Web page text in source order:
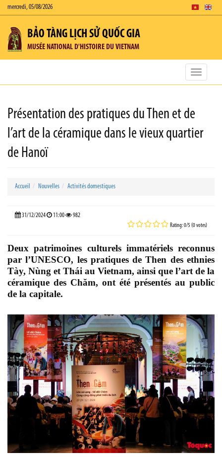
mercredi, 05/08/2026
BẢO TÀNG LỊCH SỬ QUỐC GIA
MUSÉE NATIONAL D'HISTOIRE DU VIETNAM
Toggle
Présentation des pratiques du Then et de
l’art de la céramique dans le vieux quartier
de Hanoï
Accueil Nouvelles Activités domestiques
31/12/2024 11:00 982
Rating: 0/5 (0 votes)
Deux patrimoines culturels immatériels reconnus
par l’UNESCO, les pratiques de Then des ethnies
Tày, Nùng et Thái au Vietnam, ainsi que l’art de la
céramique des Chăm, ont été présentés au public
de la capitale.